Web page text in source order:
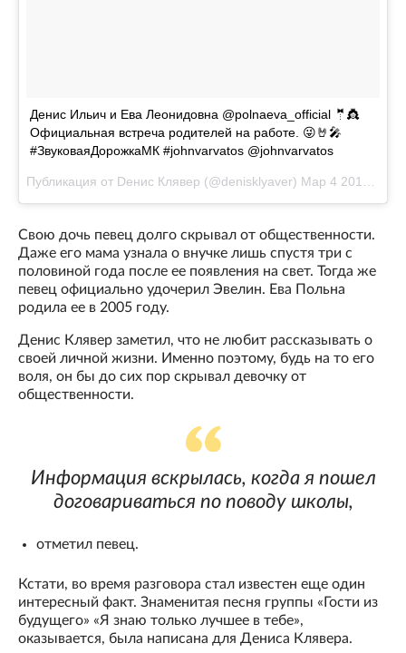
Денис Ильич и Ева Леонидовна @polnaeva_official 🤵👸
Официальная встреча родителей на работе. 😜🤘🎤
#ЗвуковаяДорожкаМК #johnvarvatos @johnvarvatos
Публикация от Dенис Клявер (@denisklyaver) Мар 4 2017 в 10:59 PST
Свою дочь певец долго скрывал от общественности.
Даже его мама узнала о внучке лишь спустя три с
половиной года после ее появления на свет. Тогда же
певец официально удочерил Эвелин. Ева Польна
родила ее в 2005 году.
Денис Клявер заметил, что не любит рассказывать о
своей личной жизни. Именно поэтому, будь на то его
воля, он бы до сих пор скрывал девочку от
общественности.
Информация вскрылась, когда я пошел
договариваться по поводу школы,
отметил певец.
Кстати, во время разговора стал известен еще один
интересный факт. Знаменитая песня группы «Гости из
будущего» «Я знаю только лучшее в тебе»,
оказывается, была написана для Дениса Клявера.